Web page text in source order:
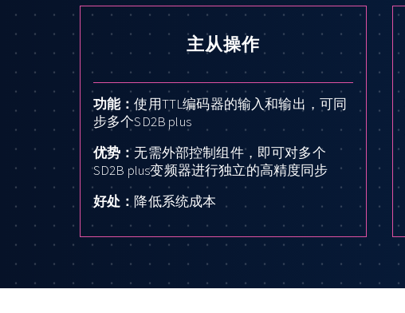
主从操作
功能：使用TTL编码器的输入和输出，可同
步多个SD2B plus
优势：无需外部控制组件，即可对多个
SD2B plus变频器进行独立的高精度同步
好处： 降低系统成本